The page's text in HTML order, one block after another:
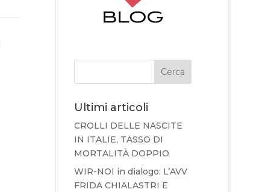
Cerca
Ultimi articoli
CROLLI DELLE NASCITE
IN ITALIE, TASSO DI
MORTALITÀ DOPPIO
WIR-NOI in dialogo: L’AVV
FRIDA CHIALASTRI E